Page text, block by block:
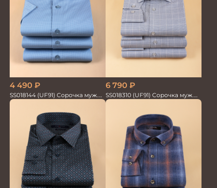
4 490 ₽
SS018144 (UF91) Сорочка муж.
кр.рук. GROSTYLE PRIME
6 790 ₽
SS018310 (UF91) Сорочка муж.
GROSTYLE TRENDY